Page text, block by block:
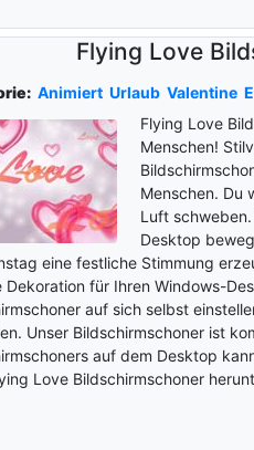
Flying Love
Animiert Urlaub Valentine
Flying Love
Menschen!
Menschen. Du
Luft
Desktop
eine festliche Stimmung
Dekoration für Ihren Windows-
auf sich selbst
Unser Bildschirmschoner ist
auf dem Desktop
Love Bildschirmschoner